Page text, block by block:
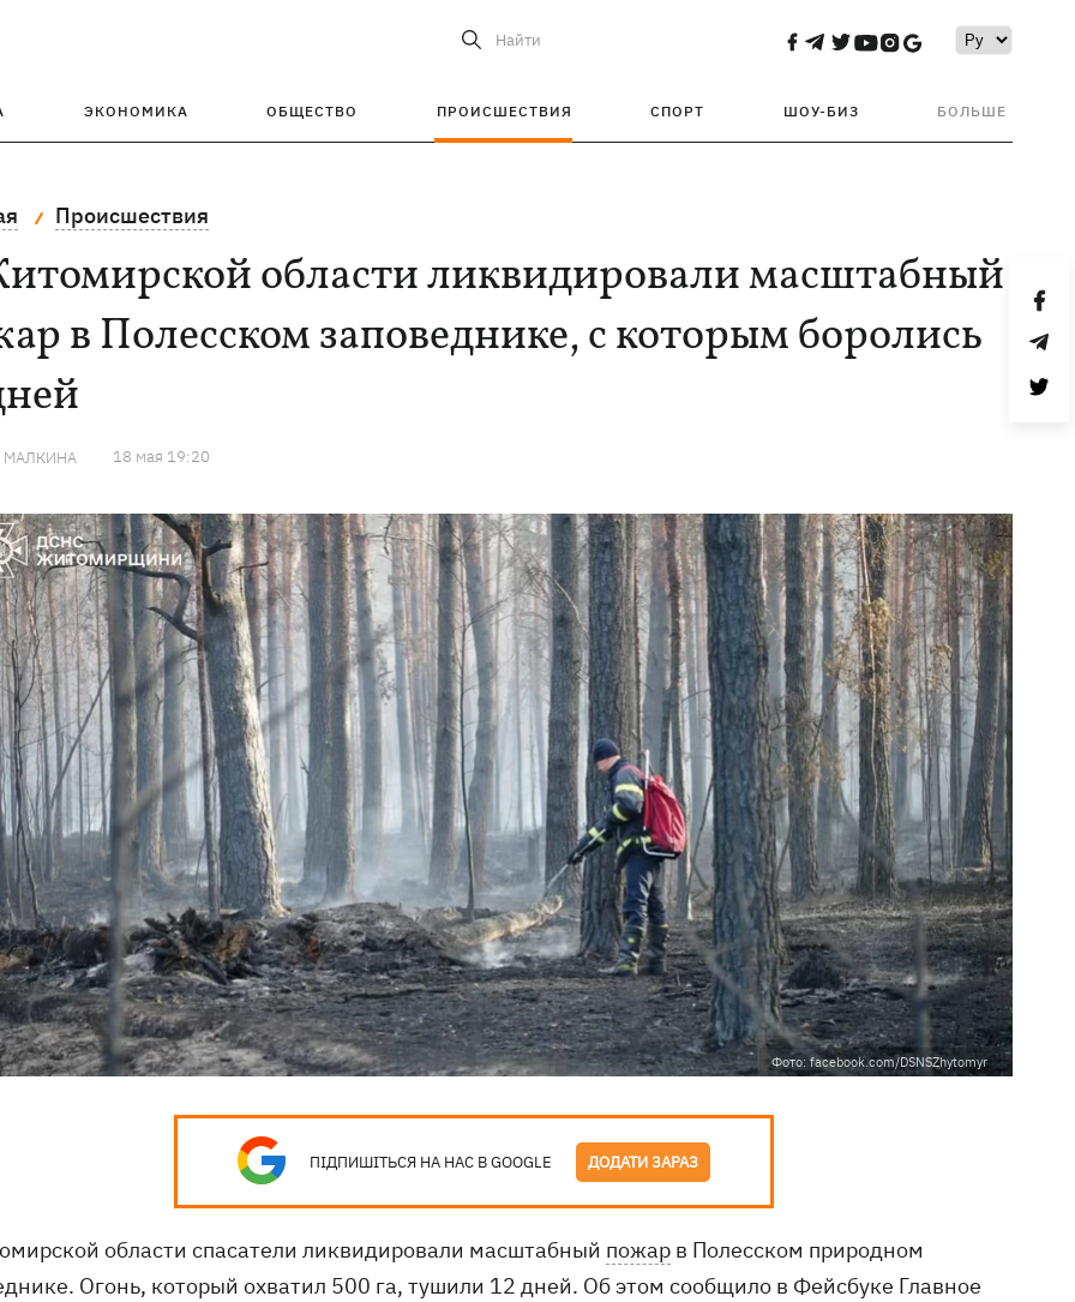
Найти
ЭКОНОМИКА ОБЩЕСТВО ПРОИСШЕСТВИЯ СПОРТ ШОУ-БИЗ БОЛЬШЕ
Происшествия
области ликвидировали масштабный
в Полесском заповеднике, с которым боролись
МАЛКИНА 18 мая 19:20
Фото: facebook.com/DSNSZhytomyr
ПІДПИШІТЬСЯ НА НАС В GOOGLE ДОДАТИ ЗАРАЗ
области спасатели ликвидировали масштабный пожар в Полесском природном
Огонь, который охватил 500 га, тушили 12 дней. Об этом сообщило в Фейсбуке Главное